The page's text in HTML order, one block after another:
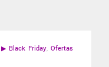
▶ Black Friday Ofertas